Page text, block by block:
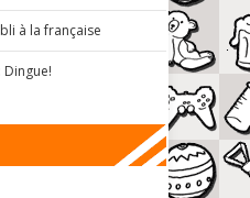
à la française
Dingue!